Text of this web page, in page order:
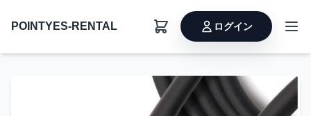
POINTYES-RENTAL ログイン